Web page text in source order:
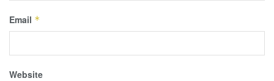
Email *
Website